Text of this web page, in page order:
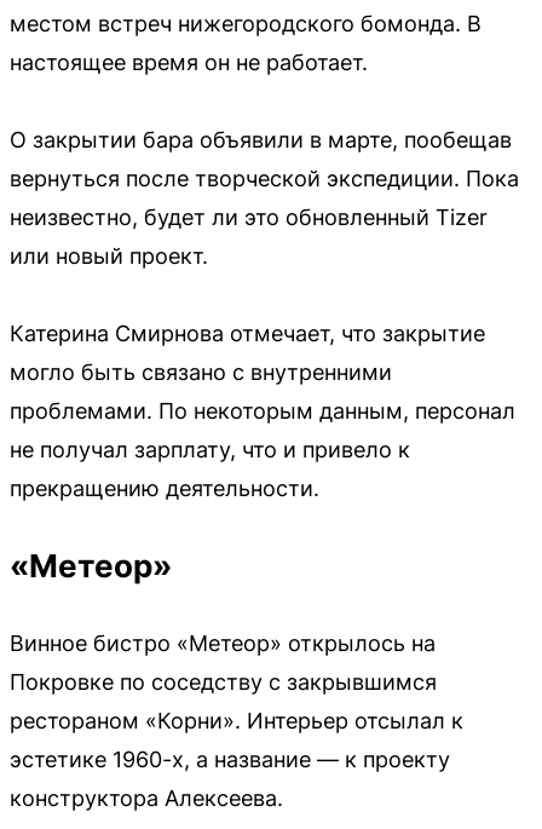
местом встреч нижегородского бомонда. В
настоящее время он не работает.
О закрытии бара объявили в марте, пообещав
вернуться после творческой экспедиции. Пока
неизвестно, будет ли это обновленный Tizer
или новый проект.
Катерина Смирнова отмечает, что закрытие
могло быть связано с внутренними
проблемами. По некоторым данным, персонал
не получал зарплату, что и привело к
прекращению деятельности.
«Метеор»
Винное бистро «Метеор» открылось на
Покровке по соседству с закрывшимся
рестораном «Корни». Интерьер отсылал к
эстетике 1960-х, а название — к проекту
конструктора Алексеева.